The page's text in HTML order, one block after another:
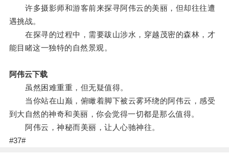
许多摄影师和游客前来探寻阿伟云的美丽，但却往往遭
遇挑战。
在探寻的过程中，需要跋山涉水，穿越茂密的森林，才
能目睹这一独特的自然景观。
阿伟云下载
虽然困难重重，但无疑值得。
当你站在山巅，俯瞰着脚下被云雾环绕的阿伟云，感受
到大自然的神奇和美丽，你会觉得一切都是那么值得。
阿伟云，神秘而美丽，让人心驰神往。
#37#